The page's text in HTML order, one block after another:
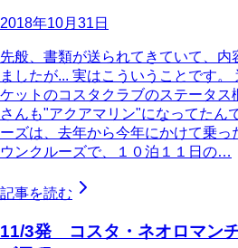
2018年10月31日
先般、書類が送られてきていて、内
ましたが... 実はこういうことです
ケットのコスタクラブのステータス
さんも"アクアマリン"になってたん
ーズは、去年から今年にかけて乗
ウンクルーズで、１０泊１１日の…
記事を読む
11/3発 コスタ・ネオロマン